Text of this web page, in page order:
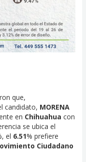
que,
candidato, MORENA
en Chihuahua con
se ubica el
el 6.51% prefiere
Ciudadano